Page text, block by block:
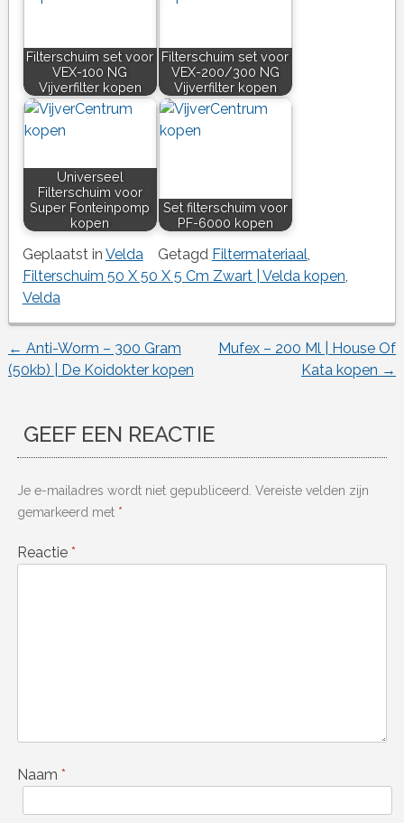
Filterschuim set voor
VEX-100 NG
Vijverfilter kopen
Filterschuim set voor
VEX-200/300 NG
Vijverfilter kopen
Universeel
Filterschuim voor
Super Fonteinpomp
kopen
Set filterschuim voor
PF-6000 kopen
Geplaatst in Velda Getagd Filtermateriaal,
Filterschuim 50 X 50 X 5 Cm Zwart | Velda kopen,
Velda
Berichtnavigatie
← Anti-Worm – 300 Gram
(50kb) | De Koidokter kopen
Mufex – 200 Ml | House Of
Kata kopen →
GEEF EEN REACTIE
Je e-mailadres wordt niet gepubliceerd. Vereiste velden zijn
gemarkeerd met *
Reactie *
Naam *